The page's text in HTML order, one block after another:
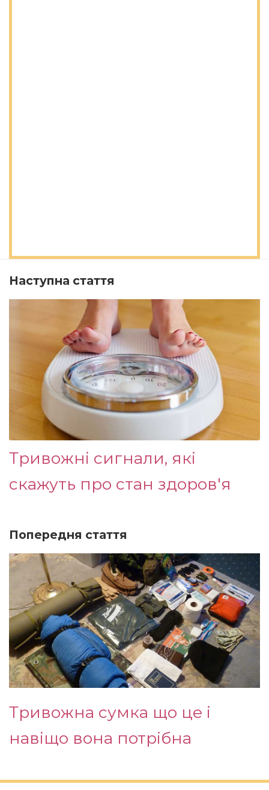
Наступна стаття
Тривожні сигнали, які
скажуть про стан здоров'я
Попередня стаття
Тривожна сумка що це і
навіщо вона потрібна